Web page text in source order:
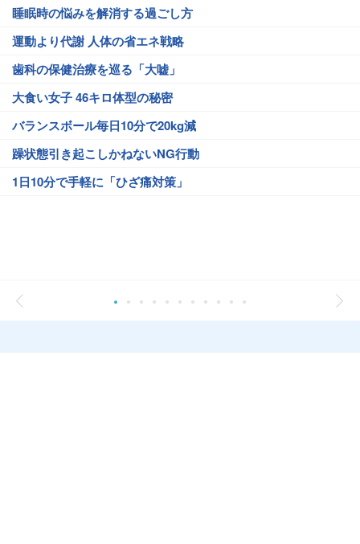
睡眠時の悩みを解消する過ごし方
運動より代謝 人体の省エネ戦略
歯科の保健治療を巡る「大嘘」
大食い女子 46キロ体型の秘密
バランスボール毎日10分で20kg減
躁状態引き起こしかねないNG行動
1日10分で手軽に「ひざ痛対策」